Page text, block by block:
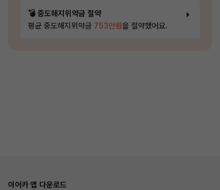
💣 중도해지위약금 절약
평균 중도해지위약금 753만원을 절약했어요.
이어카 앱 다운로드